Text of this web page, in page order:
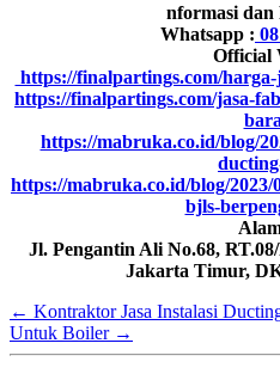
nformasi dan
Whatsapp :
Official
https://finalpartings.com/harga-
https://finalpartings.com/jasa-
https://mabruka.co.id/blog/
https://mabruka.co.id/blog/
bjls-
Jl. Pengantin Ali No.68,
Jakarta Timur,
← Kontraktor Jasa Instalasi
Untuk Boiler →